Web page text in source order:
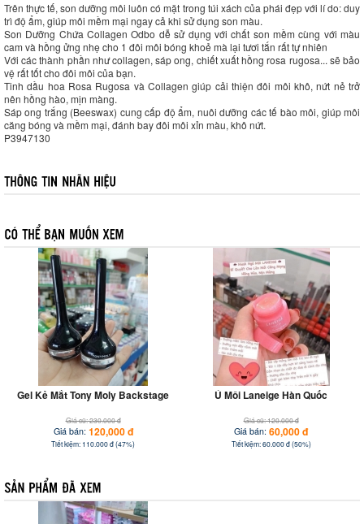
Trên thực tế, son dưỡng môi luôn có mặt trong túi xách của phái đẹp với lí do: duy
trì độ ẩm, giúp môi mềm mại ngay cả khi sử dụng son màu.
Son Dưỡng Chứa Collagen Odbo dễ sử dụng với chất son mềm cùng với màu
cam và hồng ửng nhẹ cho 1 đôi môi bóng khoẻ mà lại tươi tắn rất tự nhiên
Với các thành phần như collagen, sáp ong, chiết xuất hồng rosa rugosa... sẽ bảo
vệ rất tốt cho đôi môi của bạn.
Tinh dầu hoa Rosa Rugosa và Collagen giúp cải thiện đôi môi khô, nứt nẻ trở
nên hồng hào, mịn màng.
Sáp ong trắng (Beeswax) cung cấp độ ẩm, nuôi dưỡng các tế bào môi, giúp môi
căng bóng và mềm mại, đánh bay đôi môi xỉn màu, khô nứt.
P3947130
Gel Kẻ Mắt Tony Moly Backstage
Giá cũ: 230.000 đ
Giá bán: 120,000 đ
Tiết kiệm: 110.000 đ (47%)
Ủ Môi Laneige Hàn Quốc
Giá cũ: 120.000 đ
Giá bán: 60,000 đ
Tiết kiệm: 60.000 đ (50%)